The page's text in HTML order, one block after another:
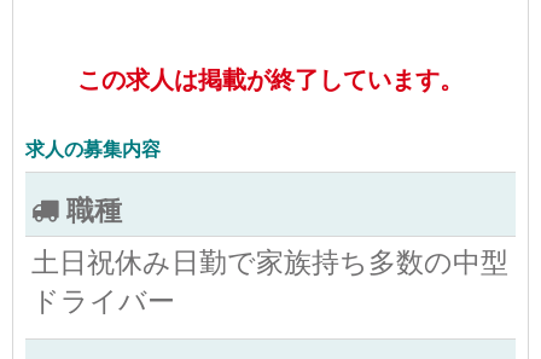
この求人は掲載が終了しています。
求人の募集内容
職種
土日祝休み日勤で家族持ち多数の中型
ドライバー